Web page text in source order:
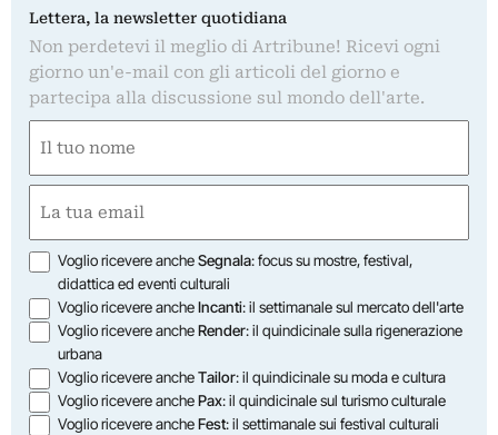
Lettera, la newsletter quotidiana
Non perdetevi il meglio di Artribune! Ricevi ogni
giorno un'e-mail con gli articoli del giorno e
partecipa alla discussione sul mondo dell'arte.
(Obbligatorio)
(Obbligatorio)
Opzioni
Voglio ricevere ancheSegnala: focus su mostre, festival,
didattica ed eventi culturali
Voglio ricevere ancheIncanti: il settimanale sul mercato dell'arte
Voglio ricevere ancheRender: il quindicinale sulla rigenerazione
urbana
Voglio ricevere ancheTailor: il quindicinale su moda e cultura
Voglio ricevere anchePax: il quindicinale sul turismo culturale
Voglio ricevere ancheFest: il settimanale sui festival culturali